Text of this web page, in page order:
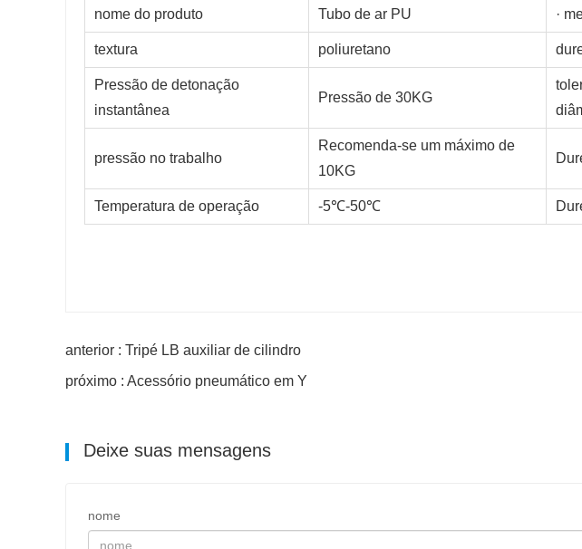
nome do produto Tubo de ar PU ·
textura poliuretano
Pressão de detonação
instantânea
Pressão de 30KG
pressão no trabalho
Recomenda-se um máximo de
10KG
Temperatura de operação -5℃-50℃
anterior : Tripé LB auxiliar de cilindro
próximo : Acessório pneumático em Y
Deixe suas mensagens
nome